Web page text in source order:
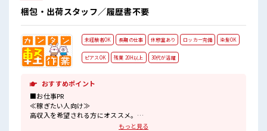
梱包・出荷スタッフ／履歴書不要
未経験者OK 長期の仕事 休憩室あり ロッカー完備 染髪OK
ピアスOK 残業 20H以上 30代が活躍
おすすめポイント
■お仕事PR
≪稼ぎたい人向け≫
高収入を希望される方にオススメ。
残業は月20時間以上あります♪もっと見る